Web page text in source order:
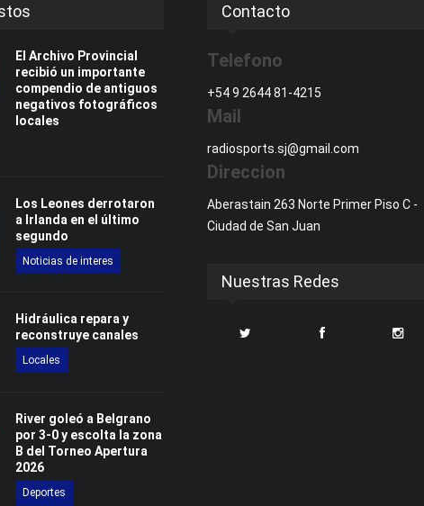
El Archivo Provincial
recibió un importante
compendio de antiguos
negativos fotográficos
locales
Los Leones derrotaron
a Irlanda en el último
segundo
Noticias de interes
Hidráulica repara y
reconstruye canales
Locales
River goleó a Belgrano
por 3-0 y escolta la zona
B del Torneo Apertura
2026
Deportes
Contacto
Telefono
+54 9 2644 81-4215
Mail
radiosports.sj@gmail.com
Direccion
Aberastain 263 Norte Primer Piso C -
Ciudad de San Juan
Nuestras Redes